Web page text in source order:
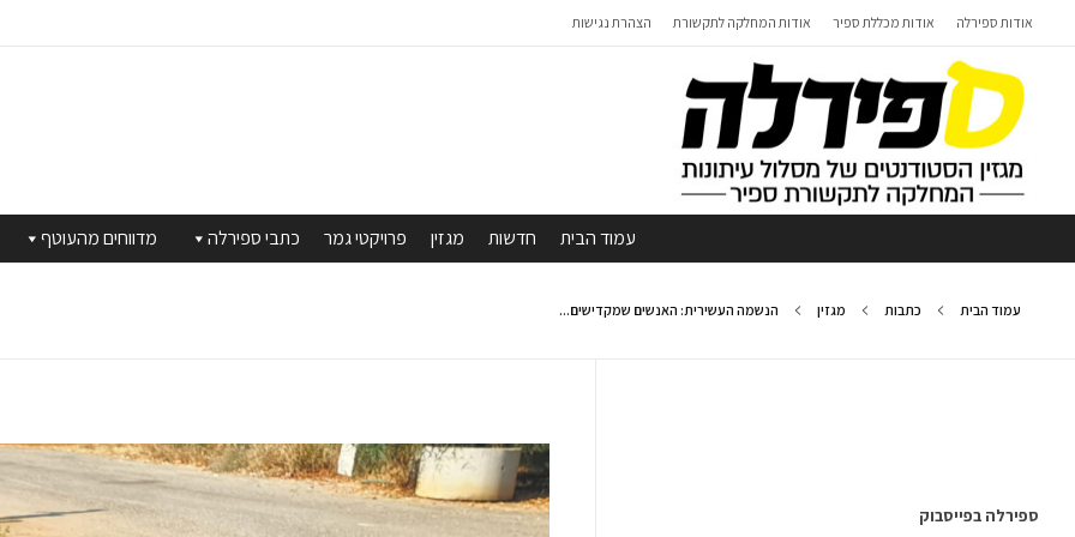
אודות ספירלה אודות מכללת ספיר אודות המחלקה לתקשורת הצהרת נגישות
עמוד הבית חדשות מגזין פרויקטי גמר כתבי ספירלה מדווחים מהעוטף
עמוד הבית כתבות מגזין הנשמה העשירית: האנשים שמקדישים...
ספירלה בפייסבוק